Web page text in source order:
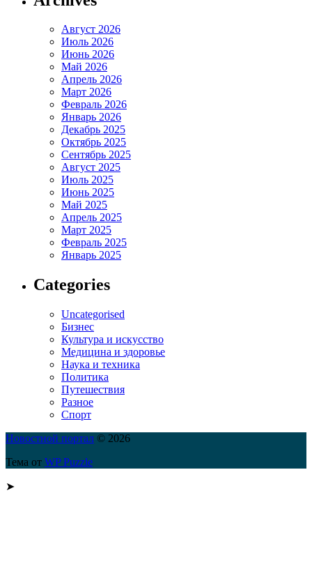
Август 2026
Июль 2026
Июнь 2026
Май 2026
Апрель 2026
Март 2026
Февраль 2026
Январь 2026
Декабрь 2025
Октябрь 2025
Сентябрь 2025
Август 2025
Июль 2025
Июнь 2025
Май 2025
Апрель 2025
Март 2025
Февраль 2025
Январь 2025
Categories
Uncategorised
Бизнес
Культура и искусство
Медицина и здоровье
Наука и техника
Политика
Путешествия
Разное
Спорт
Новостной портал © 2026
Тема от WP Puzzle
➤